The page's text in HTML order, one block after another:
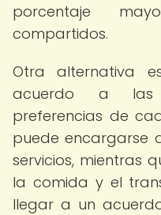
porcentaje
compartidos.
Otra alternativa
acuerdo a las
preferencias de
puede encargarse
servicios, mientras
la comida y el
llegar a un